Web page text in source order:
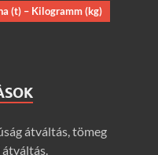
(t) – Kilogramm (kg)
átváltás, tömeg